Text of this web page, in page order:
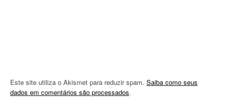
Este site utiliza o Akismet para reduzir spam. Saiba como seus
dados em comentários são processados.